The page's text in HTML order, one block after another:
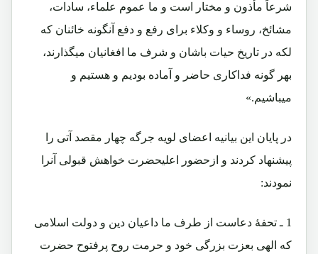
شرعاً مأذون و مختار است و ما عموم علماء، سادات،
مشائخ، روساء و وکلاء برای رفع و دفع آنگونه خائنان که
لکه در تاریخ حیات باشان و شرف ما افغانیان میگذارند،
بهر گونه فداکاری حاضر و آماده بودیم و هستیم و
میباشیم.»
در پایان این بیانیه اعضای لویه جرگه چهار مقصد آتی را
پیشنهاد کردند و ازحضور اعلیحضرت خواهش قبولی آنرا
نمودند:
1 ـ تحفۀ دعاست از طرف ما داعیان دین و دولت اسلامی
که الهی بعزت بزرگی خود و حرمت روح پرفتوح حضرت